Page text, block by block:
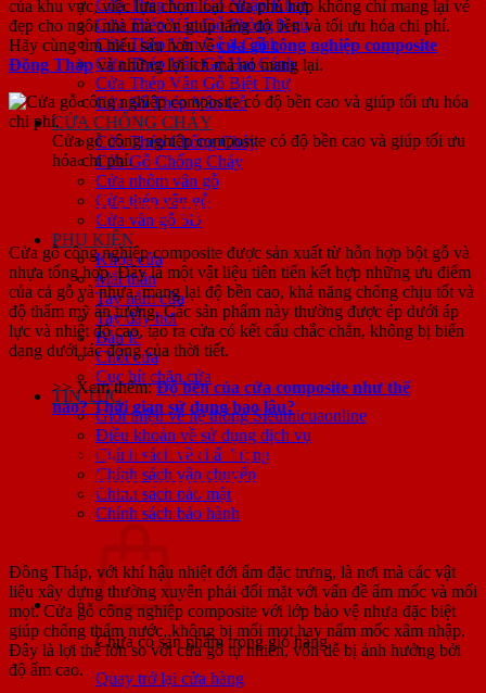
Cửa Thép Vân Gỗ Nhập Khẩu
Cửa Thép Vân Gỗ Phòng Ngủ
Cửa Thép Vân Gỗ 4 Cánh
Cửa Thép Vân Gỗ Hai Cánh
Cửa Thép Vân Gỗ Biệt Thự
Cửa Sổ Thép Vân Gỗ
CỬA CHỐNG CHÁY
Cửa Thép Chống Cháy
Cửa Gỗ Chống Cháy
Cửa nhôm vân gỗ
Cửa thép vân gỗ
Cửa vân gỗ 5D
PHỤ KIỆN
Khóa cửa
Mắt thần
Tay nắm cửa
Tay đẩy hơi
Bản lề
Chốt cửa
Cục hít chặn cửa
TIN TỨC
Giới thiệu về hệ thống Sieuthicuaonline
Điều khoản về sử dụng dịch vụ
Chính sách về chất lượng
Chính sách vận chuyển
Chính sách bảo mật
Chính sách bảo hành
Chưa có sản phẩm trong giỏ hàng.
Quay trở lại cửa hàng
của khu vực, việc lựa chọn loại cửa phù hợp không chỉ mang lại vẻ
đẹp cho ngôi nhà mà còn giúp tăng độ bền và tối ưu hóa chi phí.
Hãy cùng tìm hiểu sâu hơn vềcửa gỗ công nghiệp composite
Đồng Thápvà những lợi ích mà nó mang lại.
Cửa gỗ công nghiệp composite có độ bền cao và giúp tối ưu
hóa chi phí.
I. Cửa gỗ công nghiệp composite là gì?
Cửa gỗ công nghiệp composite được sản xuất từ hỗn hợp bột gỗ và
nhựa tổng hợp. Đây là một vật liệu tiên tiến kết hợp những ưu điểm
của cả gỗ và nhựa, mang lại độ bền cao, khả năng chống chịu tốt và
độ thẩm mỹ ấn tượng. Các sản phẩm này thường được ép dưới áp
lực và nhiệt độ cao, tạo ra cửa có kết cấu chắc chắn, không bị biến
dạng dưới tác động của thời tiết.
>> Xem thêm:Độ bền của cửa composite như thế
nào? Thời gian sử dụng bao lâu?
II. Những ưu điểm nổi bật của cửa gỗ
công nghiệp composite
Đồng Tháp, với khí hậu nhiệt đới ẩm đặc trưng, là nơi mà các vật
liệu xây dựng thường xuyên phải đối mặt với vấn đề ẩm mốc và mối
mọt. Cửa gỗ công nghiệp composite với lớp bảo vệ nhựa đặc biệt
giúp chống thấm nước, không bị mối mọt hay nấm mốc xâm nhập.
Đây là lợi thế lớn so với cửa gỗ tự nhiên, vốn dễ bị ảnh hưởng bởi
độ ẩm cao.